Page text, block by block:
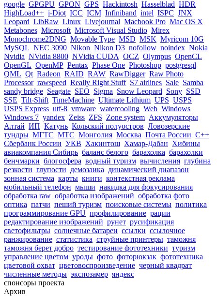
google GPGPU GPON GPS Hackintosh Hasselblad HDR
HighLoad++ i-Diot ICC ICM Infiniband intel ISPC JNX
Leopard LibRaw Linux Livejournal Macbook Pro Mac OS X
Metabones Microsoft Microsoft Visual Studio Mirex
Monochrome2DNG Movable Type MSD MSK Myricom 10G
MySQL NEC 3090 Nikon Nikon D3 nofollow noindex Nokia
Nvidia NVidia 8800 NVidia CUDA OCZ Olympus OpenCL
OpenGL OpenMP Pentax Phase One Photoshop postgresql
QML Qt Radeon RAID RAW RawDigger Raw Photo
Processor rawspeed Really Right Stuff S7 airlines Sale Samba
sandy bridge Seagate SEO Sigma Snow Leopard Sony SSD
SSE Tilt-Shift TimeMachine Ultimate Lithium UPS USPS
USPS Express utf-8 vmware watercooling Web Windows
Windows 7 yandex Zeiss ZFS Zone system Аккумуляторы
Алтай ИП Катунь Кольский полуостров Ловозерские
тундры МГТС МТС Монголия Москва Почта России С++
Сбербанк России УКВ Хакинтош Хамар-Дабан Хибины
авиакомпания Сибирь баланс белого барахолка барахолки
бенчмарки блогосфера водный туризм вычисления глубина
резкости глупости демозаика динамический диапазон
зонная система карты книги контекстная реклама
мобильный телефон мыши накидка для фокусирования
обработка raw обработка изображений обработка фото
оптика патчи пеший туризм поисковые системы политика
программирование GPU профилирование рации
редактирование изображений рунет русификация
светофильтры солнечные батареи ссылки ссылочное
ранжирование статистика струйные принтеры таможня
таможня берет добро тестирование фототехники туризм
управление цветом уроды фото фоторюкзак фототехника
цветовой охват цветовоспроизведение черный квадрат
численные методы экспозамер яндекс
спонсоры проекта
Архив